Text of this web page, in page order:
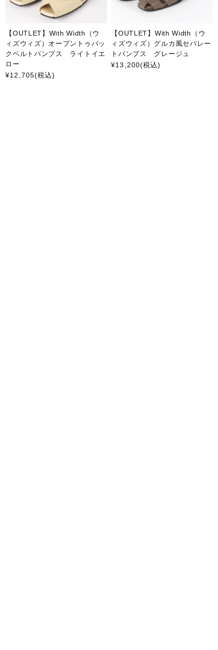
【OUTLET】With Width（ウ
ィズウィズ）オープントゥバッ
クベルトパンプス ライトイエ
ロー
¥12,705(税込)
【OUTLET】With Width（ウ
ィズウィズ）グルカ風セパレー
トパンプス グレージュ
¥13,200(税込)